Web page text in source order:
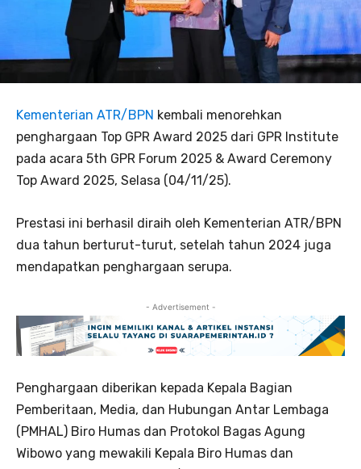
Kementerian ATR/BPN kembali menorehkan
penghargaan Top GPR Award 2025 dari GPR Institute
pada acara 5th GPR Forum 2025 & Award Ceremony
Top Award 2025, Selasa (04/11/25).
Prestasi ini berhasil diraih oleh Kementerian ATR/BPN
dua tahun berturut-turut, setelah tahun 2024 juga
mendapatkan penghargaan serupa.
- Advertisement -
Penghargaan diberikan kepada Kepala Bagian
Pemberitaan, Media, dan Hubungan Antar Lembaga
(PMHAL) Biro Humas dan Protokol Bagas Agung
Wibowo yang mewakili Kepala Biro Humas dan